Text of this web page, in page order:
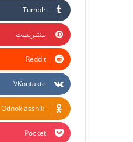
بينتيريست
Odnoklassniki
‫Pocket